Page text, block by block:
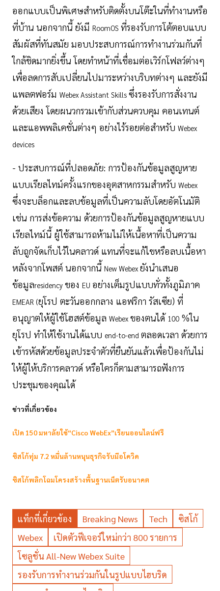
ออกแบบเป็นพิเศษสำหรับติดตั้งบนโต๊ะในที่ทำงานหรือ
ที่บ้าน นอกจากนี้ ยังมี RoomOS ที่รองรับการโต้ตอบแบบ
สัมผัสที่ทันสมัย มอบประสบการณ์การทำงานร่วมกันที่
ใกล้ชิดมากยิ่งขึ้น โดยทำหน้าที่เชื่อมต่อเวิร์กโฟลว์ต่างๆ
เพื่อลดการสับเปลี่ยนไปมาระหว่างบริบทต่างๆ และยังมี
แพลตฟอร์ม Webex Assistant Skills ซึ่งรองรับการสั่งงาน
ด้วยเสียง โดยผนวกรวมเข้ากับส่วนควบคุม คอนเทนต์
และแอพพลิเคชั่นต่างๆ อย่างไร้รอยต่อสำหรับ Webex
devices
- ประสบการณ์ที่ปลอดภัย: การป้องกันข้อมูลสูญหาย
แบบเรียลไทม์ครั้งแรกของอุตสาหกรรมสำหรับ Webex
ซึ่งจะบล็อกและลบข้อมูลที่เป็นความลับโดยอัตโนมัติ
เช่น การส่งข้อความ ด้วยการป้องกันข้อมูลสูญหายแบบ
เรียลไทม์นี้ ผู้ใช้สามารถห้ามไม่ให้เนื้อหาที่เป็นความ
ลับถูกจัดเก็บไว้ในคลาวด์ แทนที่จะแก้ไขหรือลบเนื้อหา
หลังจากโพสต์ นอกจากนี้ New Webex ยังนำเสนอ
ข้อมูลresidency ของ EU อย่างเต็มรูปแบบทั่วทั้งภูมิภาค
EMEAR (ยุโรป ตะวันออกกลาง แอฟริกา รัสเซีย) ที่
อนุญาตให้ผู้ใช้โฮสต์ข้อมูล Webex ของตนได้ 100 %ใน
ยุโรป ทำให้ใช้งานได้แบบ end-to-end ตลอดเวลา ด้วยการ
เข้ารหัสด้วยข้อมูลประจำตัวที่ยืนยันแล้วเพื่อป้องกันไม่
ให้ผู้ให้บริการคลาวด์ หรือใครก็ตามสามารถฟังการ
ประชุมของคุณได้
ข่าวที่เกี่ยวข้อง
เปิด 150 มหาลัยใช้“Cisco WebEx”เรียนออนไลน์ฟรี
ซิสโก้ทุ่ม 7.2 หมื่นล้านหนุนธุรกิจรับมือโควิด
ซิสโก้พลิกโฉมโครงสร้างพื้นฐานเน็ตรับอนาคต
แท็กที่เกี่ยวข้อง Breaking News Tech
ซิสโก้
Webex
เปิดตัวฟีเจอร์ใหม่กว่า 800 รายการ
โซลูชั่น All-New Webex Suite
รองรับการทำงานร่วมกันในรูปแบบไฮบริด